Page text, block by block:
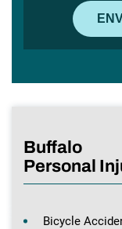
Buffalo
Personal
Bicycle